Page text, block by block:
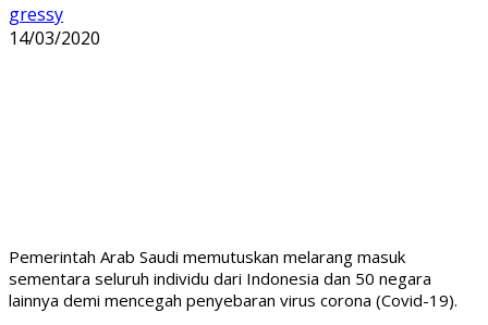
gressy
14/03/2020
Pemerintah Arab Saudi memutuskan melarang masuk
sementara seluruh individu dari Indonesia dan 50 negara
lainnya demi mencegah penyebaran virus corona (Covid-19).